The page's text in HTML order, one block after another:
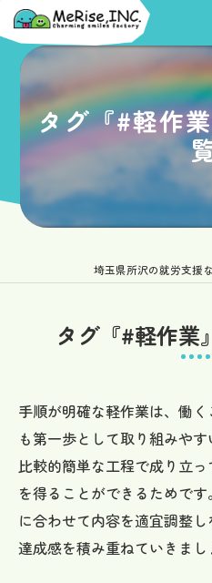
タグ『#軽作
埼玉県所沢の就労支援
タグ『#軽作業
手順が明確な軽作業は、働
も第一歩として取り組みやす
比較的簡単な工程で成り立
を得ることができるためで
に合わせて内容を適宜調整
達成感を積み重ねていきまし